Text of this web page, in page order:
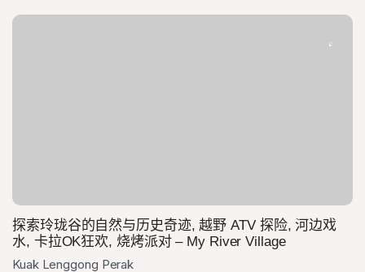
探索玲珑谷的自然与历史奇迹, 越野 ATV 探险, 河边戏
水, 卡拉OK狂欢, 烧烤派对 – My River Village
Kuak Lenggong Perak